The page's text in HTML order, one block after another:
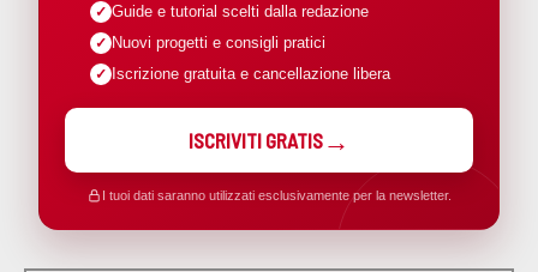
Guide e tutorial scelti dalla redazione
Nuovi progetti e consigli pratici
Iscrizione gratuita e cancellazione libera
ISCRIVITI GRATIS
I tuoi dati saranno utilizzati esclusivamente per la newsletter.